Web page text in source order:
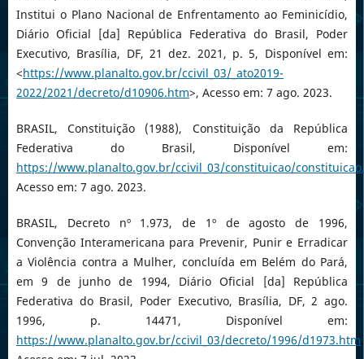
Institui o Plano Nacional de Enfrentamento ao Feminicídio,
Diário Oficial [da] República Federativa do Brasil, Poder
Executivo, Brasília, DF, 21 dez. 2021, p. 5, Disponível em:
<https://www.planalto.gov.br/ccivil_03/_ato2019-
2022/2021/decreto/d10906.htm>, Acesso em: 7 ago. 2023.
BRASIL, Constituição (1988), Constituição da República
Federativa do Brasil, Disponível em:
https://www.planalto.gov.br/ccivil_03/constituicao/
Acesso em: 7 ago. 2023.
BRASIL, Decreto nº 1.973, de 1º de agosto de 1996,
Convenção Interamericana para Prevenir, Punir e Erradicar
a Violência contra a Mulher, concluída em Belém do Pará,
em 9 de junho de 1994, Diário Oficial [da] República
Federativa do Brasil, Poder Executivo, Brasília, DF, 2 ago.
1996, p. 14471, Disponível em:
https://www.planalto.gov.br/ccivil_03/decreto/1996/d1973.htm.